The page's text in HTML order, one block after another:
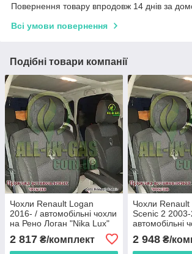
Повернення товару впродовж 14 днів за
Всі умови повернення
Подібні товари компанії
Чохли Renault Logan
2016- / автомобільні чохли
на Рено Логан "Nika Lux"
2 817 ₴/комплект
Чохли Renault
Scenic 2
автомобільні
Рено Гранд
Lux"
2 948₴/